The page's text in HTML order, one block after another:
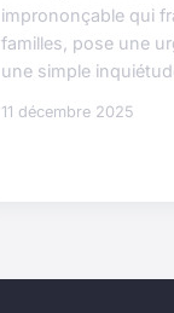
imprononçable qui
familles, pose une
une simple
11 décembre 2025